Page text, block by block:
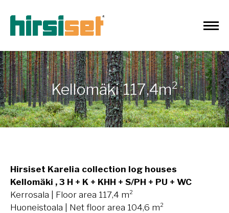
Kellomäki 117,4m²
Hirsiset Karelia collection log houses
Kellomäki , 3 H + K + KHH + S/PH + PU + WC
Kerrosala | Floor area 117,4 m²
Huoneistoala | Net floor area 104,6 m²